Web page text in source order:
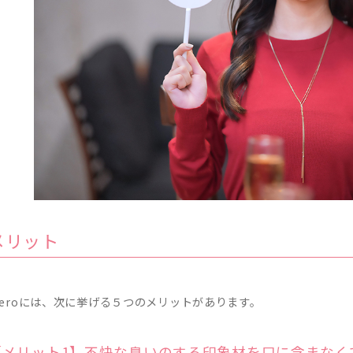
ット
には、次に挙げる５つのメリットがあります。